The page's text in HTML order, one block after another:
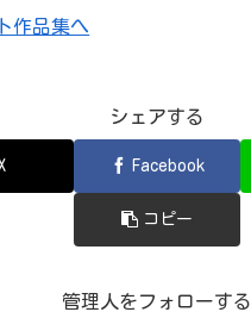
作品集へ
シェアする
Facebook
コピー
管理人をフォローする